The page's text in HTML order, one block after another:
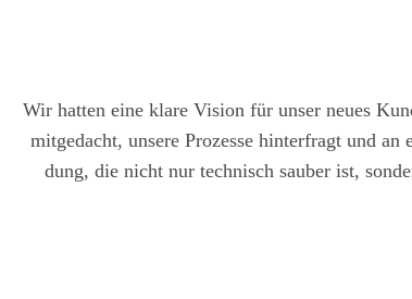
Wir hat­ten eine kla­re Visi­on für unser neu­es
mit­ge­dacht, unse­re Pro­zes­se hin­ter­fragt und
dung, die nicht nur tech­nisch sau­ber ist,